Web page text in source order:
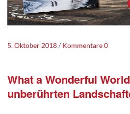
5. Oktober 2018 Kommentare 0
What a Wonderful
unberührten